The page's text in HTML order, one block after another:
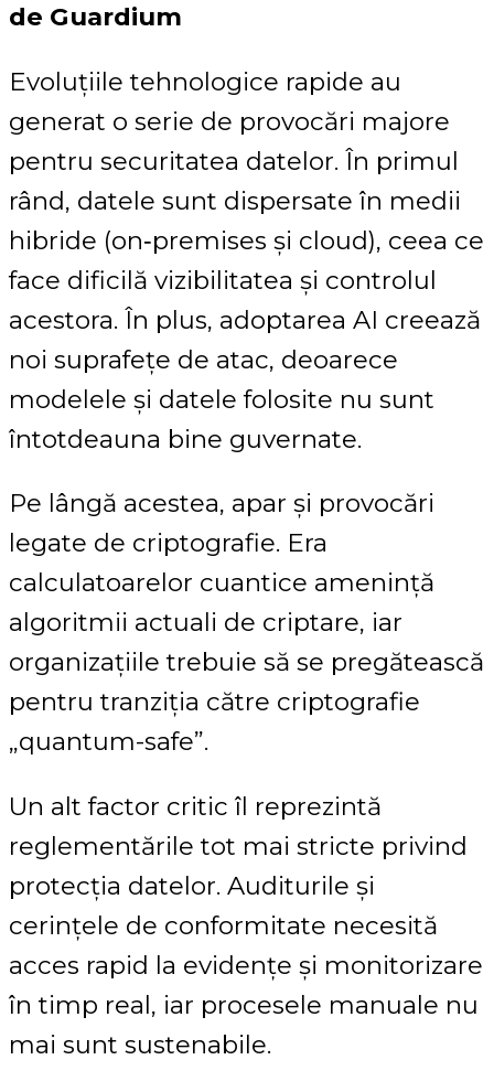
de Guardium
Evoluțiile tehnologice rapide au
generat o serie de provocări majore
pentru securitatea datelor. În primul
rând, datele sunt dispersate în medii
hibride (on‑premises și cloud), ceea ce
face dificilă vizibilitatea și controlul
acestora. În plus, adoptarea AI creează
noi suprafețe de atac, deoarece
modelele și datele folosite nu sunt
întotdeauna bine guvernate.
Pe lângă acestea, apar și provocări
legate de criptografie. Era
calculatoarelor cuantice amenință
algoritmii actuali de criptare, iar
organizațiile trebuie să se pregătească
pentru tranziția către criptografie
„quantum-safe”.
Un alt factor critic îl reprezintă
reglementările tot mai stricte privind
protecția datelor. Auditurile și
cerințele de conformitate necesită
acces rapid la evidențe și monitorizare
în timp real, iar procesele manuale nu
mai sunt sustenabile.